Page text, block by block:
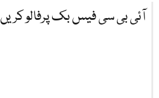
آئی بی سی فیس بک پرفالو کریں